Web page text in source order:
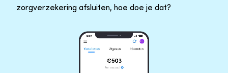
zorgverzekering afsluiten, hoe doe je dat?